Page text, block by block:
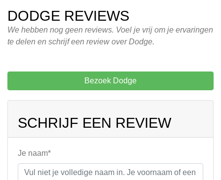
DODGE REVIEWS
We hebben nog geen reviews. Voel je vrij om je ervaringen
te delen en schrijf een review over Dodge.
Bezoek Dodge
SCHRIJF EEN REVIEW
Je naam*